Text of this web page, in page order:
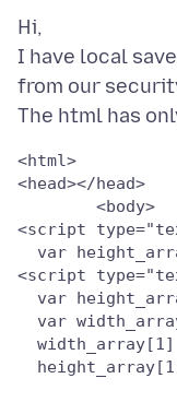
Hi,
I have local
from our
<html>
<head></head>
<script
var
<script
var
var
width_array[1]